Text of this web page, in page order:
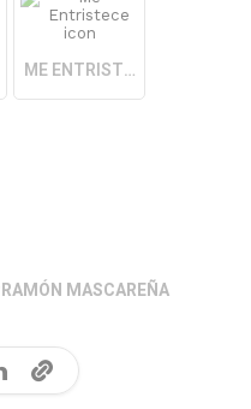
ME ENTRISTECE
RAMÓN MASCAREÑA